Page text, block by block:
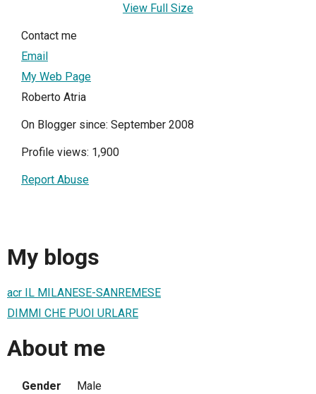
View Full Size
Contact me
Email
My Web Page
Roberto Atria
On Blogger since: September 2008
Profile views: 1,900
Report Abuse
My blogs
acr IL MILANESE-SANREMESE
DIMMI CHE PUOI URLARE
About me
Gender
Male